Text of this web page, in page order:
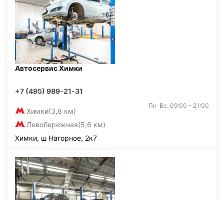
Автосервис Химки
+7 (495) 989-21-31
Химки(3,8 км)
Левобережная(5,6 км)
Пн-Вс: 09:00 - 21:00
Химки, ш Нагорное, 2к7